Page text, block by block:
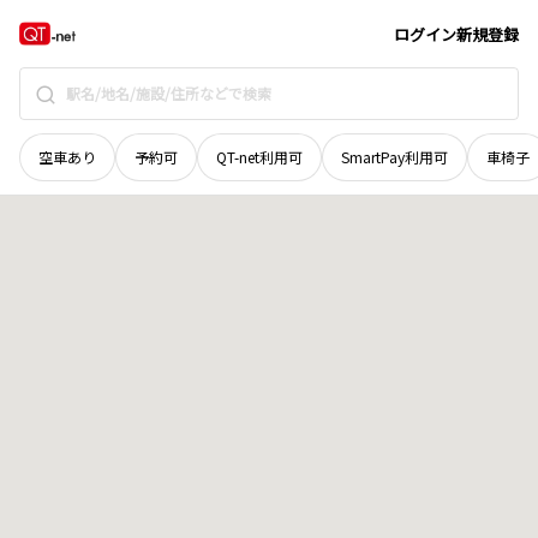
ログイン新規登録
空車あり 予約可 QT-net利用可 SmartPay利用可 車椅子
広島県